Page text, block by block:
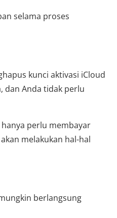
selama proses
kunci aktivasi iCloud
dan Anda tidak perlu
perlu membayar
melakukan hal-hal
berlangsung